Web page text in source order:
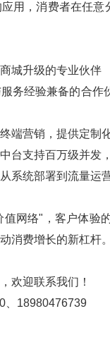
用，消费者在任
商城升级的专业伙伴
务经验兼备的合
端营销，提供定制
台支持百万级并发
系统部署到流量运
网络"，客户体验
消费增长的新杠杆。
欢迎联系我们！
、18980476739